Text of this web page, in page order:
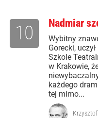
Nadmiar
Wybitny
Gorecki,
Szkole
w Krakowie,
każdego
tej mimo...
10